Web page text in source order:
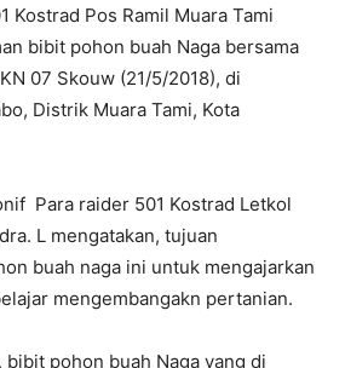
Kostrad Pos Ramil Muara Tami
bibit pohon buah Naga bersama
07 Skouw (21/5/2018), di
Distrik Muara Tami, Kota
Para raider 501 Kostrad Letkol
L mengatakan, tujuan
buah naga ini untuk mengajarkan
mengembangakn pertanian.
pohon buah Naga yang di